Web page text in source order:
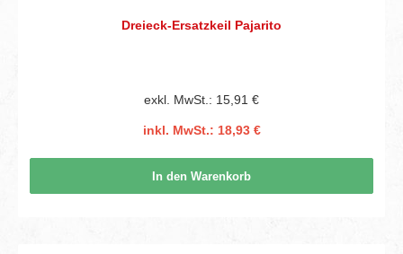
Dreieck-Ersatzkeil Pajarito
exkl. MwSt.: 15,91 €
inkl. MwSt.: 18,93 €
In den Warenkorb